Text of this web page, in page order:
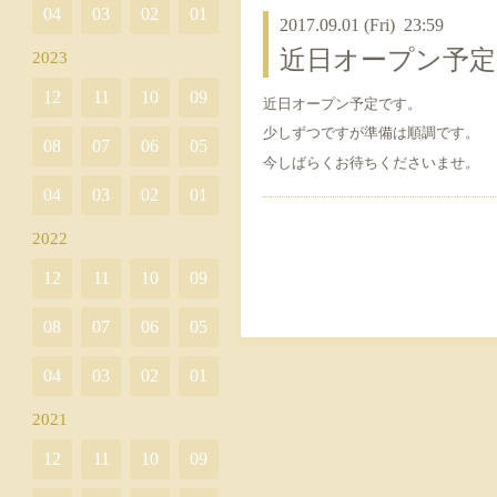
2017.09.01 (Fri) 23:59
近日オープン予
近日オープン予定です。
少しずつですが準備は順調です。
今しばらくお待ちくださいませ。
04 03 02 01
2023
12 11 10 09
08 07 06 05
04 03 02 01
2022
12 11 10 09
08 07 06 05
04 03 02 01
2021
12 11 10 09